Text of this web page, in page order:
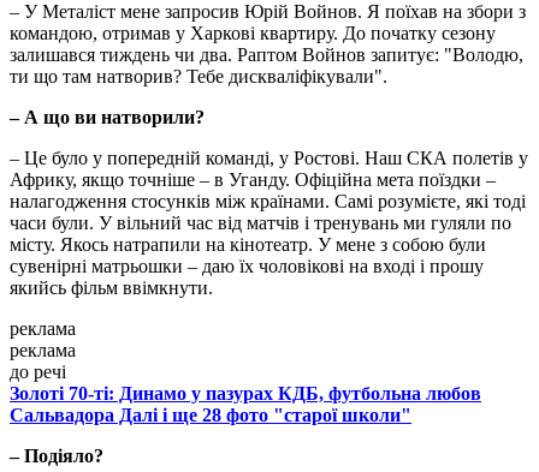
– У Металіст мене запросив Юрій Войнов. Я поїхав на збори з
командою, отримав у Харкові квартиру. До початку сезону
залишався тиждень чи два. Раптом Войнов запитує: "Володю,
ти що там натворив? Тебе дискваліфікували".
– А що ви натворили?
– Це було у попередній команді, у Ростові. Наш СКА полетів у
Африку, якщо точніше – в Уганду. Офіційна мета поїздки –
налагодження стосунків між країнами. Самі розумієте, які тоді
часи були. У вільний час від матчів і тренувань ми гуляли по
місту. Якось натрапили на кінотеатр. У мене з собою були
сувенірні матрьошки – даю їх чоловікові на вході і прошу
якийсь фільм ввімкнути.
реклама
реклама
до речі
Золоті 70-ті: Динамо у пазурах КДБ, футбольна любов
Сальвадора Далі і ще 28 фото "старої школи"
– Подіяло?